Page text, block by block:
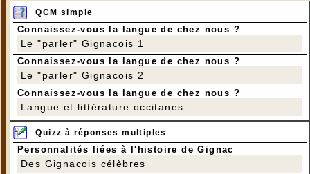
QCM simple
Connaissez-vous la langue de chez nous ?
Le "parler" Gignacois 1
Connaissez-vous la langue de chez nous ?
Le "parler" Gignacois 2
Connaissez-vous la langue de chez nous ?
Langue et littérature occitanes
Quizz à réponses multiples
Personnalités liées à l'histoire de Gignac
Des Gignacois célèbres